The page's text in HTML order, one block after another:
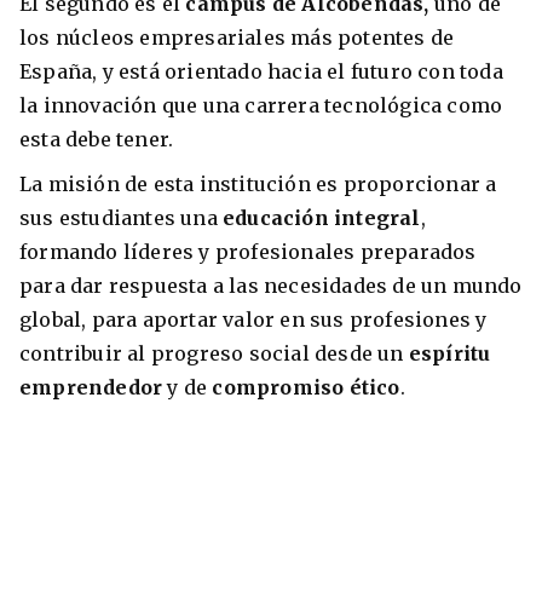
los núcleos empresariales más potentes de
España, y está orientado hacia el futuro con toda
la innovación que una carrera tecnológica como
esta debe tener.
La misión de esta institución es proporcionar a
sus estudiantes una educación integral,
formando líderes y profesionales preparados
para dar respuesta a las necesidades de un mundo
global, para aportar valor en sus profesiones y
contribuir al progreso social desde un espíritu
emprendedory de compromiso ético.